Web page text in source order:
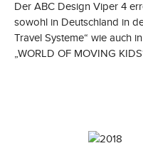
Der ABC Design Viper 4
sowohl in Deutschland in
Travel Systeme“ wie auch
„WORLD OF MOVING